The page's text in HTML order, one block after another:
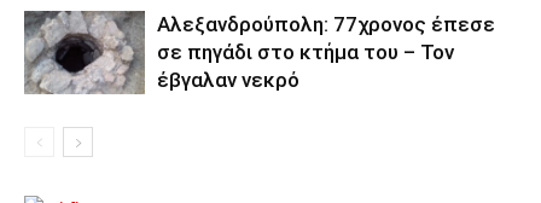
Αλεξανδρούπολη: 77χρονος έπεσε
σε πηγάδι στο κτήμα του – Τον
έβγαλαν νεκρό